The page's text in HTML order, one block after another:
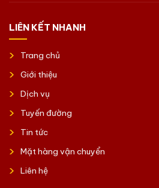
LIÊN KẾT NHANH
Trang chủ
Giới thiệu
Dịch vụ
Tuyến đường
Tin tức
Mặt hàng vận chuyển
Liên hệ